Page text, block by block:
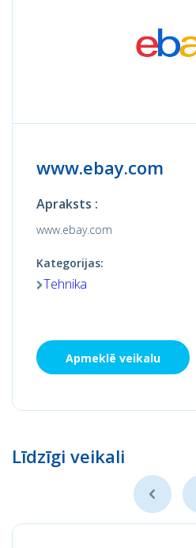
www.ebay.com
Apraksts :
www.ebay.com
Kategorijas:
Tehnika
Apmeklē veikalu
Līdzīgi veikali